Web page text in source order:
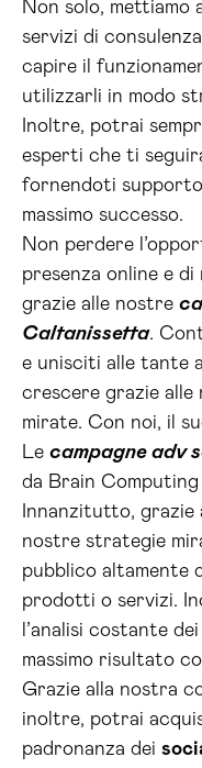
Non solo, mettiamo
servizi di
capire il
utilizzarli in modo
Inoltre, potrai
esperti che ti
fornendoti
massimo successo.
Non perdere
presenza online e
grazie alle nostre
Caltanissetta.
e unisciti alle tante
crescere grazie
mirate. Con noi, il
Le campagne adv
da Brain Computing
Innanzitutto, grazie
nostre strategie
pubblico altamente
prodotti o servizi.
l’analisi costante
massimo risultato
Grazie alla nostra
inoltre, potrai
padronanza dei